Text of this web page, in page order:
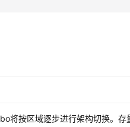
将按区域逐步进行架构切换。存